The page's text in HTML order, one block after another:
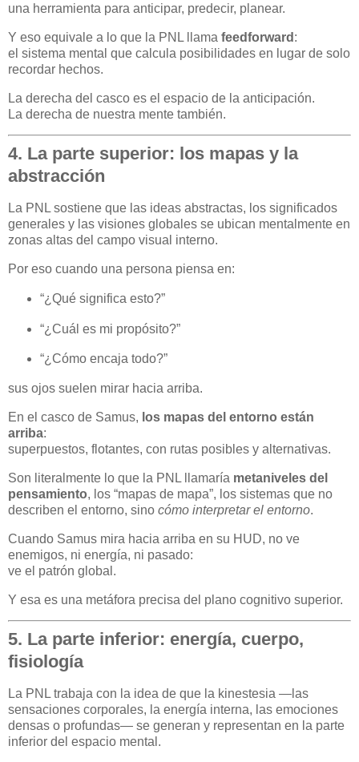
una herramienta para anticipar, predecir, planear.
Y eso equivale a lo que la PNL llama feedforward :
el sistema mental que calcula posibilidades en lugar de solo
recordar hechos.
La derecha del casco es el espacio de la anticipación.
La derecha de nuestra mente también.
4. La parte superior: los mapas y la
abstracción
La PNL sostiene que las ideas abstractas, los significados
generales y las visiones globales se ubican mentalmente en
zonas altas del campo visual interno.
Por eso cuando una persona piensa en:
“¿Qué significa esto?”
“¿Cuál es mi propósito?”
“¿Cómo encaja todo?”
sus ojos suelen mirar hacia arriba.
En el casco de Samus, los mapas del entorno están
arriba:
superpuestos, flotantes, con rutas posibles y alternativas.
Son literalmente lo que la PNL llamaría metaniveles del
pensamiento, los “mapas de mapa”, los sistemas que no
describen el entorno, sino cómo interpretar el entorno.
Cuando Samus mira hacia arriba en su HUD, no ve
enemigos, ni energía, ni pasado:
ve el patrón global.
Y esa es una metáfora precisa del plano cognitivo superior.
5. La parte inferior: energía, cuerpo,
fisiología
La PNL trabaja con la idea de que la kinestesia —las
sensaciones corporales, la energía interna, las emociones
densas o profundas— se generan y representan en la parte
inferior del espacio mental.